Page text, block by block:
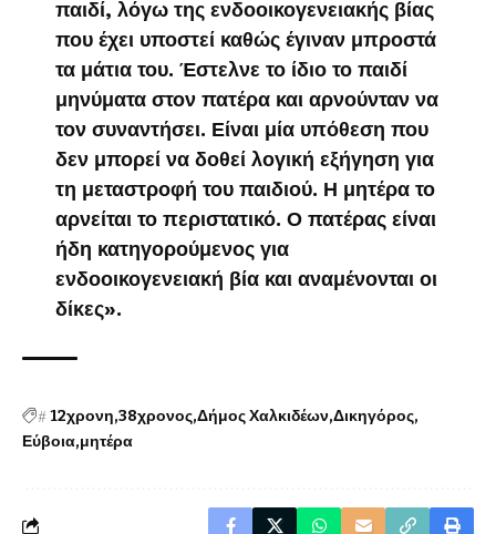
παιδί, λόγω της ενδοοικογενειακής βίας
που έχει υποστεί καθώς έγιναν μπροστά
τα μάτια του. Έστελνε το ίδιο το παιδί
μηνύματα στον πατέρα και αρνούνταν να
τον συναντήσει. Είναι μία υπόθεση που
δεν μπορεί να δοθεί λογική εξήγηση για
τη μεταστροφή του παιδιού. Η μητέρα το
αρνείται το περιστατικό. Ο πατέρας είναι
ήδη κατηγορούμενος για
ενδοοικογενειακή βία και αναμένονται οι
δίκες».
#12χρονη 38χρονος Δήμος Χαλκιδέων Δικηγόρος
Εύβοια μητέρα